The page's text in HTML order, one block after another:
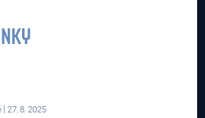
| 27. 8. 2025